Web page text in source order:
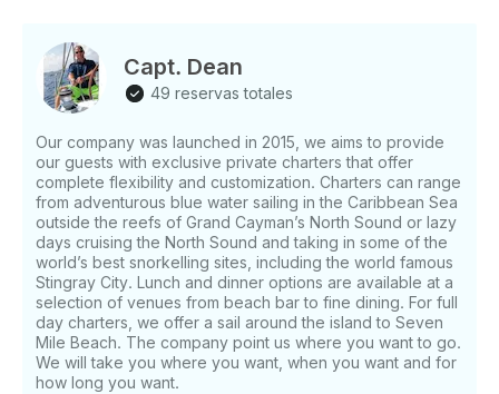
Capt. Dean
49 reservas totales
Our company was launched in 2015, we aims to provide
our guests with exclusive private charters that offer
complete flexibility and customization. Charters can range
from adventurous blue water sailing in the Caribbean Sea
outside the reefs of Grand Cayman’s North Sound or lazy
days cruising the North Sound and taking in some of the
world’s best snorkelling sites, including the world famous
Stingray City. Lunch and dinner options are available at a
selection of venues from beach bar to fine dining. For full
day charters, we offer a sail around the island to Seven
Mile Beach. The company point us where you want to go.
We will take you where you want, when you want and for
how long you want.